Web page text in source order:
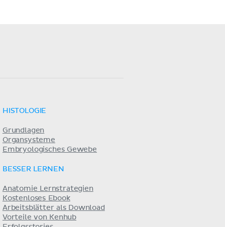
HISTOLOGIE
Grundlagen
Organsysteme
Embryologisches Gewebe
BESSER LERNEN
Anatomie Lernstrategien
Kostenloses Ebook
Arbeitsblätter als Download
Vorteile von Kenhub